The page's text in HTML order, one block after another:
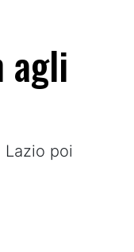
agli
Lazio poi